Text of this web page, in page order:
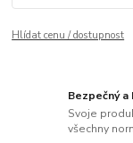
Hlídat cenu / dostupnost
Bezpečný
Svoje
všechny